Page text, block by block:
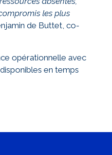
les plus
de Buttet, co-
opérationnelle avec
en temps